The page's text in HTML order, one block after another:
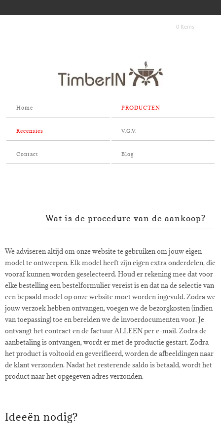
0 Items
Home PRODUCTEN
Recensies V.G.V.
Contact Blog
Wat is de procedure van de aankoop?
We adviseren altijd om onze website te gebruiken om jouw eigen
model te ontwerpen. Elk model heeft zijn eigen extra onderdelen, die
vooraf kunnen worden geselecteerd. Houd er rekening mee dat voor
elke bestelling een bestelformulier vereist is en dat na de selectie van
een bepaald model op onze website moet worden ingevuld. Zodra we
jouw verzoek hebben ontvangen, voegen we de bezorgkosten (indien
van toepassing) toe en bereiden we de invoerdocumenten voor. Je
ontvangt het contract en de factuur ALLEEN per e-mail. Zodra de
aanbetaling is ontvangen, wordt er met de productie gestart. Zodra
het product is voltooid en geverifieerd, worden de afbeeldingen naar
de klant verzonden. Nadat het resterende saldo is betaald, wordt het
product naar het opgegeven adres verzonden.
Ideeën nodig?